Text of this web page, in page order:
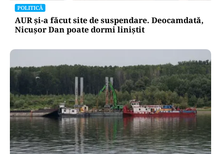
POLITICĂ
AUR și-a făcut site de suspendare. Deocamdată,
Nicușor Dan poate dormi liniștit